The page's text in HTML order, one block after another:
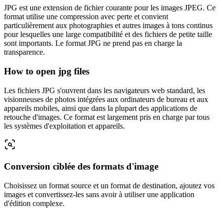
JPG est une extension de fichier courante pour les images JPEG. Ce
format utilise une compression avec perte et convient
particulièrement aux photographies et autres images à tons continus
pour lesquelles une large compatibilité et des fichiers de petite taille
sont importants. Le format JPG ne prend pas en charge la
transparence.
How to open jpg files
Les fichiers JPG s'ouvrent dans les navigateurs web standard, les
visionneuses de photos intégrées aux ordinateurs de bureau et aux
appareils mobiles, ainsi que dans la plupart des applications de
retouche d'images. Ce format est largement pris en charge par tous
les systèmes d'exploitation et appareils.
Conversion ciblée des formats d'image
Choisissez un format source et un format de destination, ajoutez vos
images et convertissez-les sans avoir à utiliser une application
d'édition complexe.